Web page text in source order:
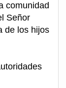
comunidad
Señor
de los hijos